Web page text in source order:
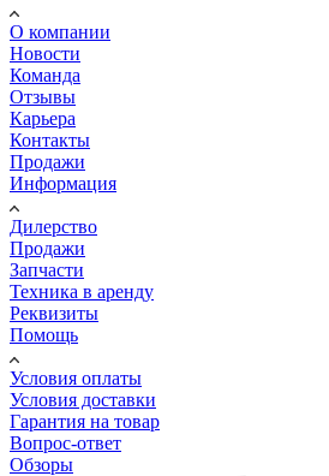
О компании
Новости
Команда
Отзывы
Карьера
Контакты
Продажи
Информация
Дилерство
Продажи
Запчасти
Техника в аренду
Реквизиты
Помощь
Условия оплаты
Условия доставки
Гарантия на товар
Вопрос-ответ
Обзоры